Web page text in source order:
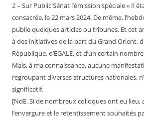
2– Sur Public Sénat l’émission spéciale « Il
consacrée, le 22 mars 2024. De même,
publie quelques articles ou tribunes. Et cet
à des initiatives de la part du Grand Orient,
République, d’EGALE, et d’un certain
Mais, à ma connaissance, aucune
regroupant diverses structures nationales,
significatif.
[NdE. Si de nombreux colloques ont eu lieu,
l’envergure et le retentissement souhaités